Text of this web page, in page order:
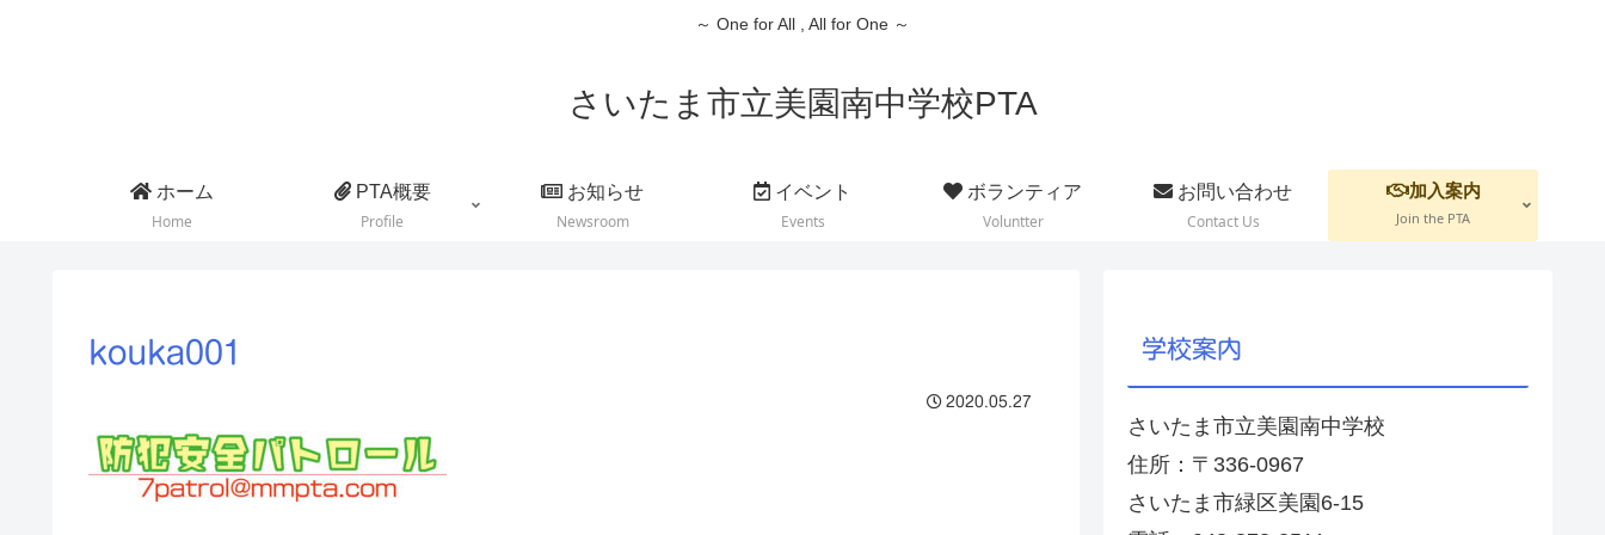
～ One for All , All for One ～
さいたま市立美園南中学校PTA
ホーム
Home
PTA概要
Profile
お知らせ
Newsroom
イベント
Events
ボランティア
Voluntter
お問い合わせ
Contact Us
加入案内
Join the PTA
kouka001
2020.05.27
学校案内
さいたま市立美園南中学校
住所：〒336-0967
さいたま市緑区美園6-15